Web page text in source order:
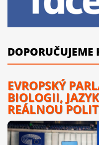
DOPORUČUJEME
EVROPSKÝ
BIOLOGII,
REÁLNOU